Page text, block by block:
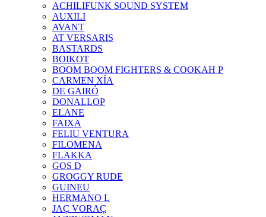
ACHILIFUNK SOUND SYSTEM
AUXILI
AVANT
AT VERSARIS
BASTARDS
BOIKOT
BOOM BOOM FIGHTERS & COOKAH P
CARMEN XÍA
DE GAIRÓ
DONALLOP
ELANE
FAIXA
FELIU VENTURA
FILOMENA
FLAKKA
GOS D
GROGGY RUDE
GUINEU
HERMANO L
JAÇ VORAÇ